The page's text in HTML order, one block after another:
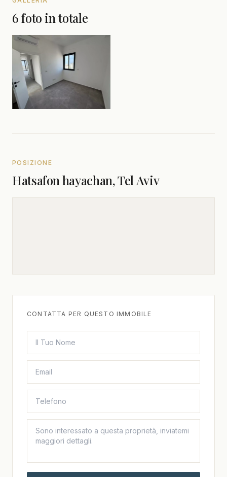
6 foto in totale
POSIZIONE
Hatsafon hayachan, Tel Aviv
CONTATTA PER QUESTO IMMOBILE